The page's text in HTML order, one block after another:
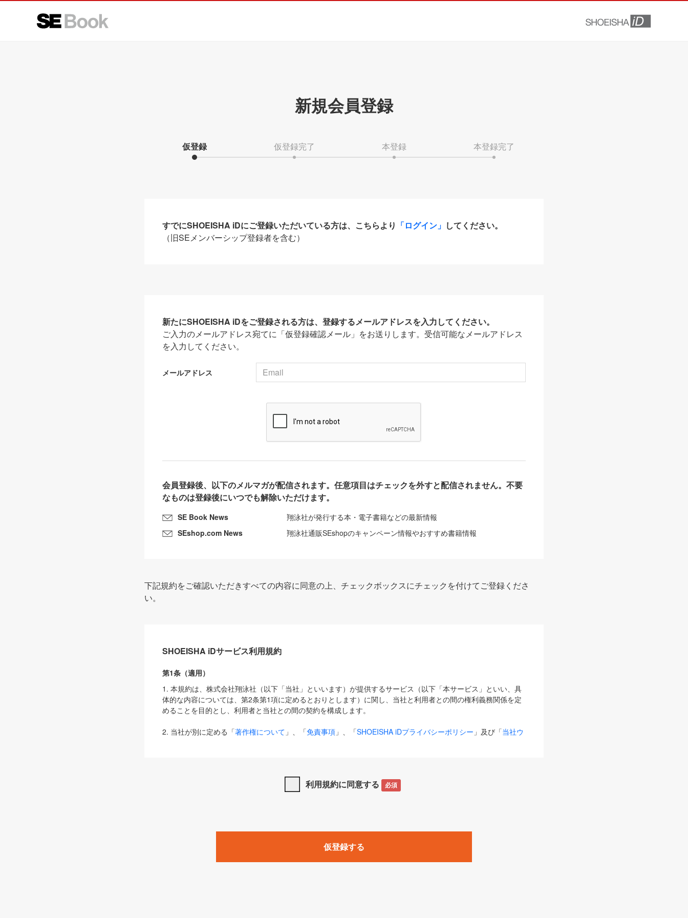
新規会員登録
仮登録 仮登録完了 本登録 本登録完了
すでにSHOEISHA iDにご登録いただいている方は、こちらより 「ログイン」 してください。
（旧SEメンバーシップ登録者を含む）
新たにSHOEISHA iDをご登録される方は、登録するメールアドレスを入力してください。
ご入力のメールアドレス宛てに「仮登録確認メール」をお送りします。受信可能なメールアドレス
を入力してください。
メールアドレス
会員登録後、以下のメルマガが配信されます。任意項目はチェックを外すと配信されません。不要
なものは登録後にいつでも解除いただけます。
SE Book News
翔泳社が発行する本・電子書籍などの最新情報
SEshop.com News
翔泳社通販SEshopのキャンペーン情報やおすすめ書籍情報
下記規約をご確認いただきすべての内容に同意の上、チェックボックスにチェックを付けてご登録くださ
い。
SHOEISHA iDサービス利用規約
第1条（適用）
1. 本規約は、株式会社翔泳社（以下「当社」といいます）が提供するサービス（以下「本サービス」といい、具
体的な内容については、第2条第1項に定めるとおりとします）に関し、当社と利用者との間の権利義務関係を定
めることを目的とし、利用者と当社との間の契約を構成します。
2. 当社が別に定める「著作権について 」、「免責事項 」、「SHOEISHA iDプライバシーポリシー 」及び「当社ウ
は、本規約の規定が優先して適用されるものとします。
1. 「本サービス」とは、当社が提供する以下のサービス（名称や内容が変更された場合、変更後のサービスを含
みます）及びこれらサービスに関連して当社が実施するイベントやキャンペーンをいいます。
「SEBook」「SEShop」「CodeZine」「MarkeZine」「EnterpriseZine」「ECzine」「Biz/Zine」「HRzine」
利用規約に同意する 必須
仮登録する